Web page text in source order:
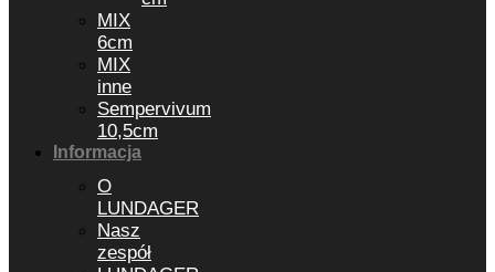
MIX
6cm
MIX
inne
Sempervivum
10,5cm
Informacja
O
LUNDAGER
Nasz
zespół